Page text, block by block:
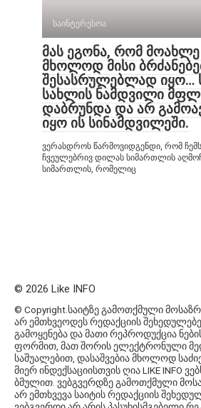
საინტერესოა
მას ეგონა, რომ მოახლე
მხოლოდ მისი
შესასრულებლად იყო…
სახლის ნამდვილი
დაბრუნდა და არ
იყო ის სინამდვილეში.
ვერასდროს წარმოვიდგენდი, რომ
ჩვეულებრივ დილას სიმართლის
სიმართლის, რომელიც
© 2026 Like INFO
© Copyright.საიტზე გამოთქმული
არ ემთხვეოდეს რედაქციის
გამოყენება და მათი რეპროდუქცია
ფორმით, მათ შორის ელექტრონული
საშუალებით, დასაშვებია მხოლოდ
მიერ ინდექსაციისთვის ღია LIKE INFO
ბმულით. ვებგვერდზე გამოთქმული
არ ემთხვევა საიტის რედაქციის